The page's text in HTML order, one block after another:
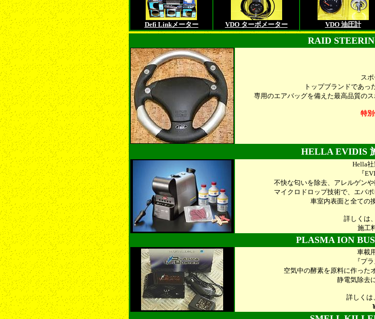
Defi Linkメーター VDO ターボメーター VDO 油圧計
RAID
ス
トップブランドであっ
専用のエアバッグを備えた最高品質の
特別
HELLA EVIDIS
Hella
『
不快な匂いを除去、アレルゲン
マイクロドロップ技術で、エバ
車室内表面と全ての
詳しくは、
施工
PLASMA ION
車載
『プ
空気中の酵素を原料に作った
静電気除去
詳しくは